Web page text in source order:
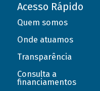
Acesso Rápido
Quem somos
Onde atuamos
Transparência
Consulta a
financiamentos